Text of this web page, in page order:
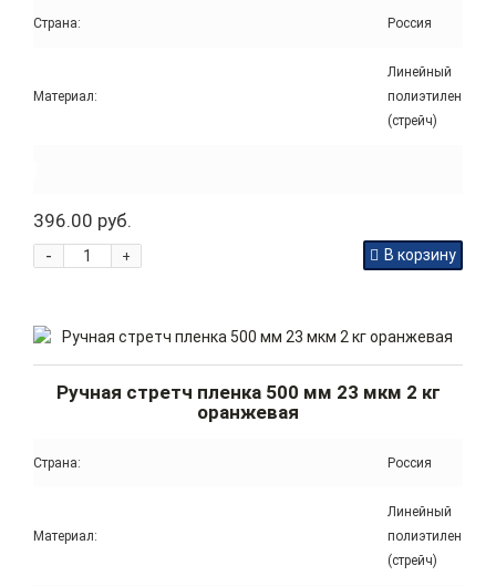
Страна: Россия
Материал:
Линейный
полиэтилен
(стрейч)
396.00 руб.
+
- В корзину
Ручная стретч пленка 500 мм 23 мкм 2 кг
оранжевая
Страна: Россия
Материал:
Линейный
полиэтилен
(стрейч)